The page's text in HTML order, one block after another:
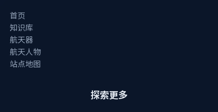
首页
知识库
航天器
航天人物
站点地图
探索更多